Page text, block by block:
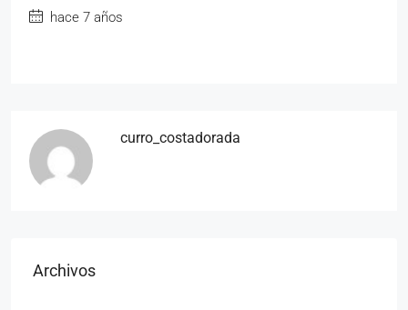
hace 7 años
curro_costadorada
Archivos